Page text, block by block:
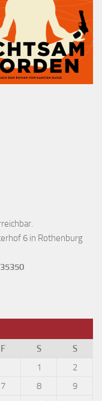
6 in Rothenburg
F S
S
1
2
7 8
9